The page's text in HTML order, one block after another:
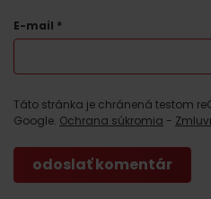
E-mail *
Táto stránka je chránená testom
Google. Ochrana súkromia -